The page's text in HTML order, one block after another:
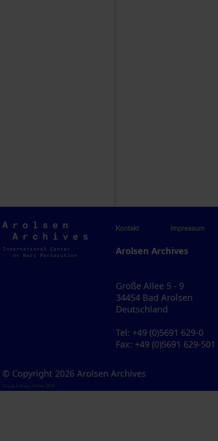
Arolsen
Archives
Kontakt Impressum
Arolsen Archives
Große Allee 5 - 9
34454 Bad Arolsen
Deutschland
Tel: +49 (0)5691 629-0
Fax: +49 (0)5691 629-501
© Copyright 2026 Arolsen Archives
Visual Library Server 2026